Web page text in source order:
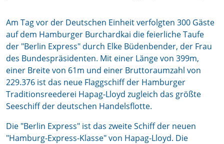
Am Tag vor der Deutschen Einheit verfolgten 300 Gäste
auf dem Hamburger Burchardkai die feierliche Taufe
der "Berlin Express" durch Elke Büdenbender, der Frau
des Bundespräsidenten. Mit einer Länge von 399m,
einer Breite von 61m und einer Bruttoraumzahl von
229.376 ist das neue Flaggschiff der Hamburger
Traditionsreederei Hapag-Lloyd zugleich das größte
Seeschiff der deutschen Handelsflotte.
Die "Berlin Express" ist das zweite Schiff der neuen
"Hamburg-Express-Klasse" von Hapag-Lloyd. Die